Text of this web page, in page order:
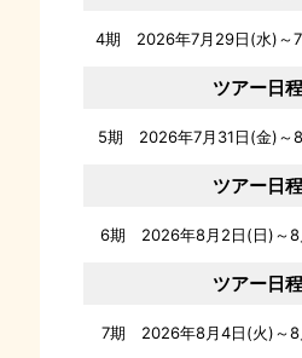
4期 2026年7月29日(水)～
ツアー日
5期 2026年7月31日(金)
ツアー日
6期 2026年8月2日(日)～
ツアー日
7期 2026年8月4日(火)～